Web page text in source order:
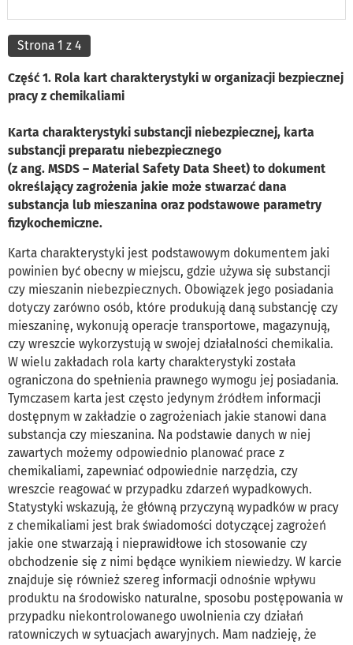
Strona 1 z 4
Część 1. Rola kart charakterystyki w organizacji bezpiecznej
pracy z chemikaliami
Karta charakterystyki substancji niebezpiecznej, karta
substancji preparatu niebezpiecznego
(z ang. MSDS – Material Safety Data Sheet) to dokument
określający zagrożenia jakie może stwarzać dana
substancja lub mieszanina oraz podstawowe parametry
fizykochemiczne.
Karta charakterystyki jest podstawowym dokumentem jaki
powinien być obecny w miejscu, gdzie używa się substancji
czy mieszanin niebezpiecznych. Obowiązek jego posiadania
dotyczy zarówno osób, które produkują daną substancję czy
mieszaninę, wykonują operacje transportowe, magazynują,
czy wreszcie wykorzystują w swojej działalności chemikalia.
W wielu zakładach rola karty charakterystyki została
ograniczona do spełnienia prawnego wymogu jej posiadania.
Tymczasem karta jest często jedynym źródłem informacji
dostępnym w zakładzie o zagrożeniach jakie stanowi dana
substancja czy mieszanina. Na podstawie danych w niej
zawartych możemy odpowiednio planować prace z
chemikaliami, zapewniać odpowiednie narzędzia, czy
wreszcie reagować w przypadku zdarzeń wypadkowych.
Statystyki wskazują, że główną przyczyną wypadków w pracy
z chemikaliami jest brak świadomości dotyczącej zagrożeń
jakie one stwarzają i nieprawidłowe ich stosowanie czy
obchodzenie się z nimi będące wynikiem niewiedzy. W karcie
znajduje się również szereg informacji odnośnie wpływu
produktu na środowisko naturalne, sposobu postępowania w
przypadku niekontrolowanego uwolnienia czy działań
ratowniczych w sytuacjach awaryjnych. Mam nadzieję, że